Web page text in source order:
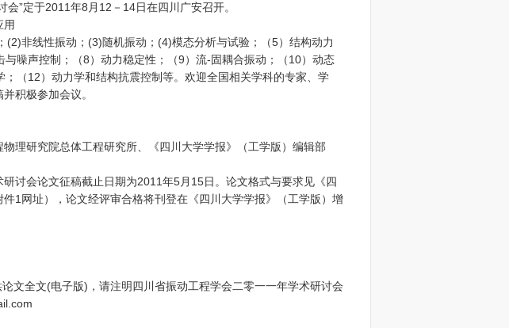
”定于2011年8月12－14日在四川广安召开。
非线性振动；(3)随机振动；(4)模态分析与试验；（5）结构动力
噪声控制；（8）动力稳定性；（9）流-固耦合振动；（10）动态
（12）动力学和结构抗震控制等。欢迎全国相关学科的专家、学
积极参加会议。
研究院总体工程研究所、《四川大学学报》（工学版）编辑部
会论文征稿截止日期为2011年5月15日。论文格式与要求见《四
1网址），论文经评审合格将刊登在《四川大学学报》（工学版）增
全文(电子版)，请注明四川省振动工程学会二零一一年学术研讨会